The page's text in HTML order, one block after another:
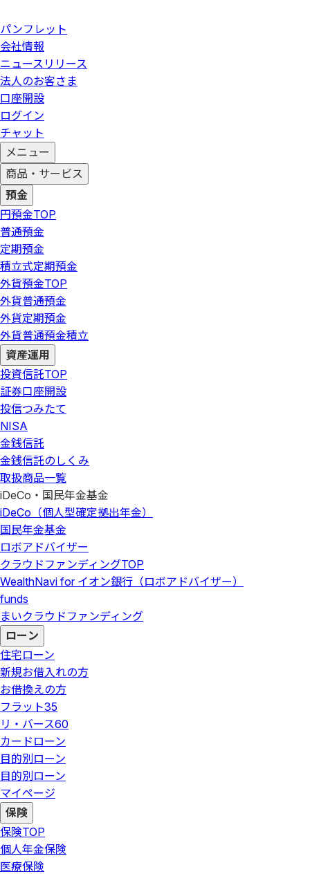
パンフレット
会社情報
ニュースリリース
法人のお客さま
口座開設
ログイン
チャット
メニュー
商品・サービス
預金
円預金TOP
普通預金
定期預金
積立式定期預金
外貨預金TOP
外貨普通預金
外貨定期預金
外貨普通預金積立
資産運用
投資信託TOP
証券口座開設
投信つみたて
NISA
金銭信託
金銭信託のしくみ
取扱商品一覧
iDeCo・国民年金基金
iDeCo（個人型確定拠出年金）
国民年金基金
ロボアドバイザー
クラウドファンディングTOP
WealthNavi for イオン銀行（ロボアドバイザー）
funds
まいクラウドファンディング
ローン
住宅ローン
新規お借入れの方
お借換えの方
フラット35
リ・バース60
カードローン
目的別ローン
目的別ローン
マイページ
保険
保険TOP
個人年金保険
医療保険